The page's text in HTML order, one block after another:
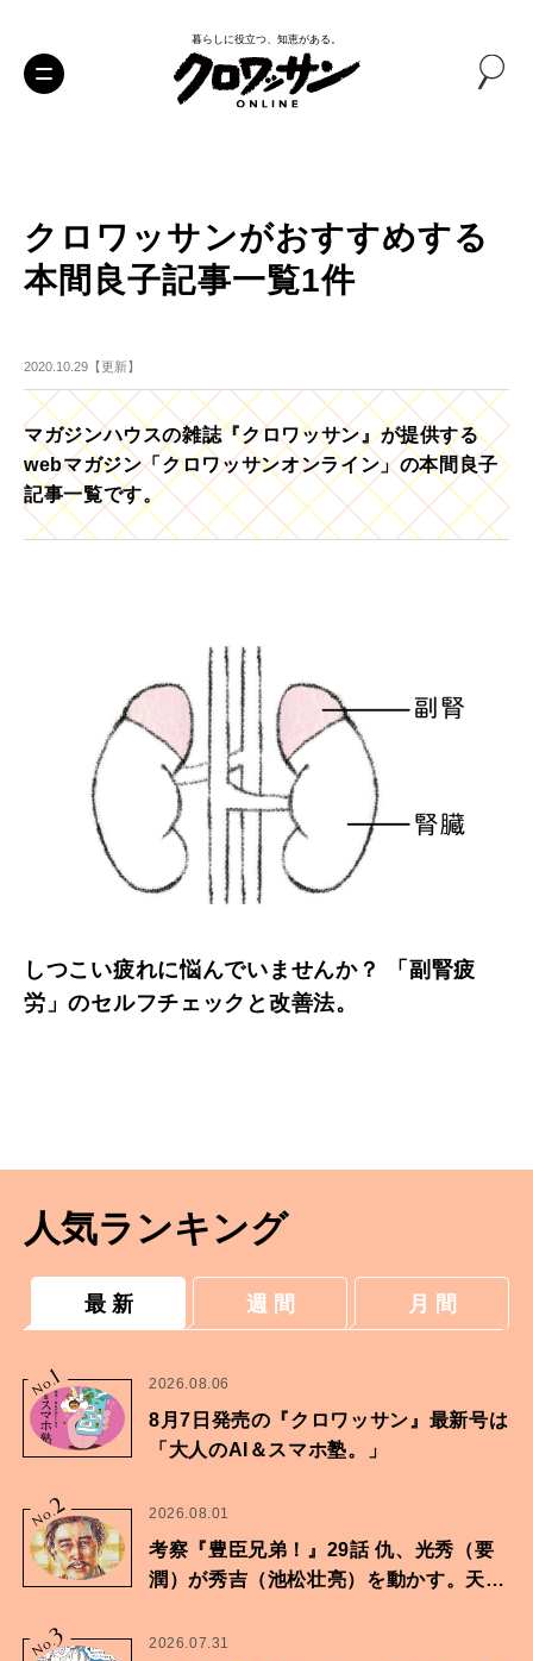
暮らしに役立つ、知恵がある。
クロワッサンがおすすめする
本間良子記事一覧1件
2020.10.29【更新】
マガジンハウスの雑誌『クロワッサン』が提供する
webマガジン「クロワッサンオンライン」の本間良子
記事一覧です。
しつこい疲れに悩んでいませんか？ 「副腎疲
労」のセルフチェックと改善法。
人気ランキング
最 新 週 間 月 間
No.
1 2026.08.06
8月7日発売の『クロワッサン』最新号は
「大人のAI＆スマホ塾。」
No.2 2026.08.01
考察『豊臣兄弟！』29話 仇、光秀（要
潤）が秀吉（池松壮亮）を動かす。天下
No.
3 2026.07.31